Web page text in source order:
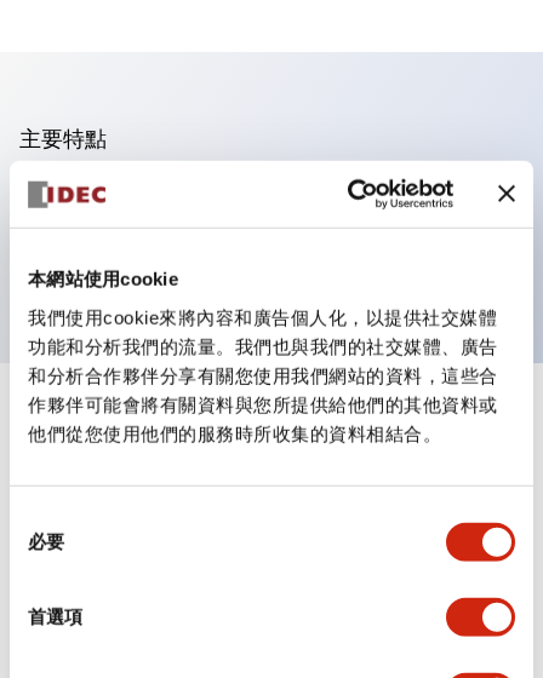
本網站使用cookie
我們使用cookie來將內容和廣告個人化，以提供社交媒體
功能和分析我們的流量。我們也與我們的社交媒體、廣告
和分析合作夥伴分享有關您使用我們網站的資料，這些合
作夥伴可能會將有關資料與您所提供給他們的其他資料或
他們從您使用他們的服務時所收集的資料相結合。
必要
首選項
主要特點
可進行集合密著安裝
附鎖選擇開關採用高安全性的彈子鎖結構
防護結構為IP65（IEC60529）
規格
環境規範
機械規格